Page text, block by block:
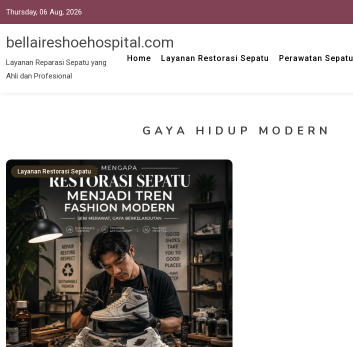
Thursday, 06 Aug, 2026
bellaireshoehospital.com
Layanan Reparasi Sepatu yang
Ahli dan Profesional
Home Layanan Restorasi Sepatu Perawatan Sepatu
GAYA HIDUP MODERN
Layanan Restorasi Sepatu